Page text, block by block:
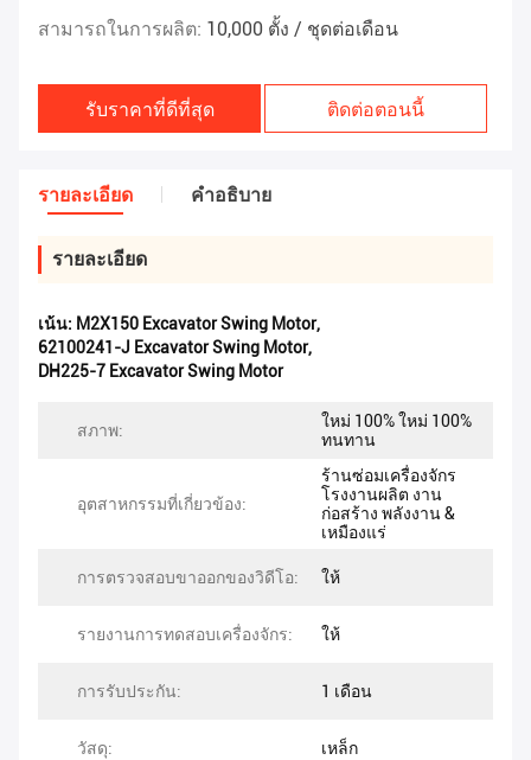
สามารถในการผลิต: 10,000 ตั้ง / ชุดต่อเดือน
รับราคาที่ดีที่สุด ติดต่อตอนนี้
รายละเอียด คําอธิบาย
รายละเอียด
เน้น: M2X150 Excavator Swing Motor,
62100241-J Excavator Swing Motor,
DH225-7 Excavator Swing Motor
สภาพ:
ใหม่ 100% ใหม่ 100%
ทนทาน
อุตสาหกรรมที่เกี่ยวข้อง:
ร้านซ่อมเครื่องจักร
โรงงานผลิต งาน
ก่อสร้าง พลังงาน &
เหมืองแร่
การตรวจสอบขาออกของวิดีโอ: ให้
รายงานการทดสอบเครื่องจักร: ให้
การรับประกัน: 1 เดือน
วัสดุ: เหล็ก